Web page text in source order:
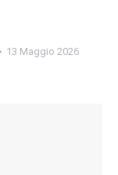
13 Maggio 2026